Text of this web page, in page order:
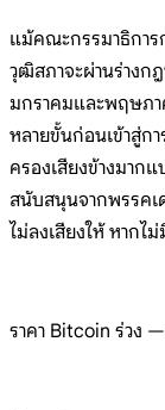
แม้คณะกรรมาธิการ
วุฒิสภาจะผ่านร่างก
มกราคมและพฤษภา
หลายขั้นก่อนเข้าสู่ก
ครองเสียงข้างมาก
สนับสนุนจากพรรคเ
ไม่ลงเสียงให้ หาก
ราคา Bitcoin ร่วง